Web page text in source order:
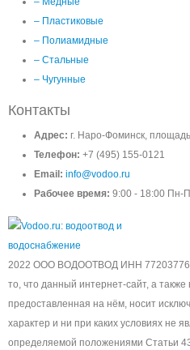
– Пластиковые
– Полиамидные
– Стальные
– Чугунные
Контакты
Адрес: г. Наро-Фоминск,
Телефон: +7 (495) 155-0121
Email: info@vodoo.ru
Рабочее время: 9:00 - 18:00 Пн-
2022 ООО ВОДООТВОД ИНН
то, что данный интернет-сайт, а
предоставленная на нём, носит
характер и ни при каких условиях не
определяемой положениями Статьи